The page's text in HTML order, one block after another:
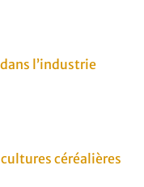
l’industrie
céréalières